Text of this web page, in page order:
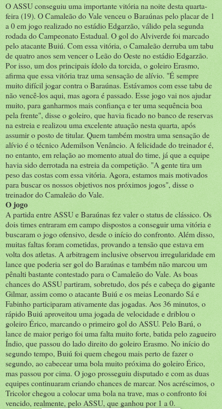
O ASSU conseguiu uma importante vitória na noite desta quarta-
feira (19). O Camaleão do Vale venceu o Baraúnas pelo placar de 1
a 0 em jogo realizado no estádio Edgarzão, válido pela segunda
rodada do Campeonato Estadual. O gol do Alviverde foi marcado
pelo atacante Buiú. Com essa vitória, o Camaleão derruba um tabu
de quatro anos sem vencer o Leão do Oeste no estádio Edgarzão.
Por isso, um dos principais ídolo da torcida, o goleiro Erasmo,
afirma que essa vitória traz uma sensação de alívio. "É sempre
muito difícil jogar contra o Baraúnas. Estávamos com esse tabu de
não vencê-los aqui, mas agora é passado. Esse jogo vai nos ajudar
muito, para ganharmos mais confiança e ter uma sequência boa
pela frente", disse o goleiro, que havia ficado no banco de reservas
na estreia e realizou uma excelente atuação nesta quarta, após
assumir o posto de titular. Quem também mostra uma sensação de
alívio é o técnico Ademilson Venâncio. A felicidade do treinador é,
no entanto, em relação ao momento atual do time, já que a equipe
havia sido derrotada na estreia da competição. "A gente tira um
peso das costas com essa vitória. Agora, estamos mais motivados
para buscar os nossos objetivos nos próximos jogos", disse o
treinador do Camaleão do Vale.
O jogo
A partida entre ASSU e Baraúnas fez valer o status de clássico. Os
dois times entraram em campo dispostos a conseguir uma vitória e
buscaram o jogo ofensivo, desde o início do confronto. Além disso,
muitas faltas foram cometidas, provando a tensão que estava em
volta dos atletas. A arbitragem inclusive observou irregularidade em
lance que poderia ser gol do Baraúnas e também não marcou um
pênalti bastante contestado para o Camaleão do Vale. As boas
chances do ASSU partiram, sobretudo, dos pés e cabeça do gigante
Gilmar, assim como o atacante Buiú e os meias Leonardo Sá e
Fabinho participaram ativamente das jogadas. Aos 36 minutos, o
rápido Buiú aproveitou uma jogada de velocidade e driblou o
goleiro Érico, marcando o primeiro gol do ASSU. Pelo Barú, o
lance de maior perigo foi uma falta muito forte, batida pelo zagueiro
Índio, que passou do lado direito do goleiro Erasmo. No início do
segundo tempo, Buiú foi quem chegou mais perto de fazer o
segundo, ao cabecear uma bola muito próxima do goleiro Érico,
mas passou por cima. O jogo prosseguiu disputado e com as duas
equipes continuaram criando chances de marcar. Nos acréscimos, o
Tricolor chegou a colocar uma bola na trave, mas o confronto foi
vencido, realmente, pelo ASSU, que ganhou por 1 a 0.